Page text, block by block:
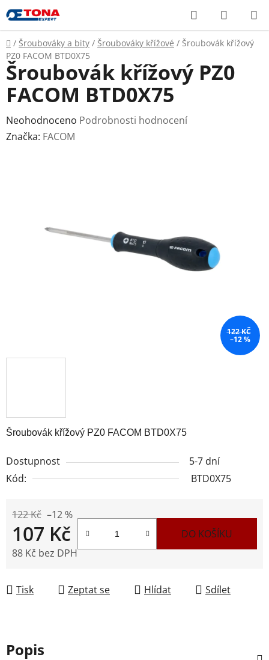
Přejít
na
obsah
Hledat
KOŠÍK
Domů
/ Šroubováky a bity / Šroubováky křížové / Šroubovák křížový
PZ0 FACOM BTD0X75
Šroubovák křížový PZ0 FACOM BTD0X75
Dostupnost
5-7 dní
Kód:
BTD0X75
122 Kč –12 %
107 Kč
88 Kč bez DPH
DO KOŠÍKU
Tisk Zeptat se Hlídat Sdílet
Šroubovák křížový PZ0
FACOM BTD0X75
Průměrné
hodnocení
hvězdiček.
Neohodnoceno Podrobnosti hodnocení
Značka: FACOM
122 KČ
–12 %
Popis